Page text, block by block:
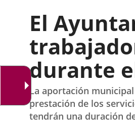
El
durante
La aportación
prestación de los
tendrán una duración